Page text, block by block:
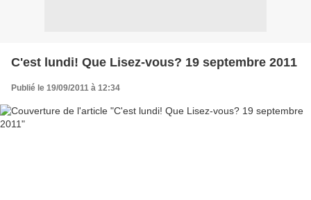
C'est lundi! Que Lisez-vous? 19 septembre 2011
Publié le 19/09/2011 à 12:34